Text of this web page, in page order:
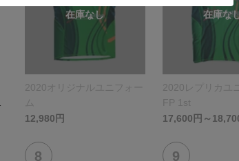
2020オリジナルユニフォー
ム
12,980円
2020レプリカユ
FP 1st
17,600円～